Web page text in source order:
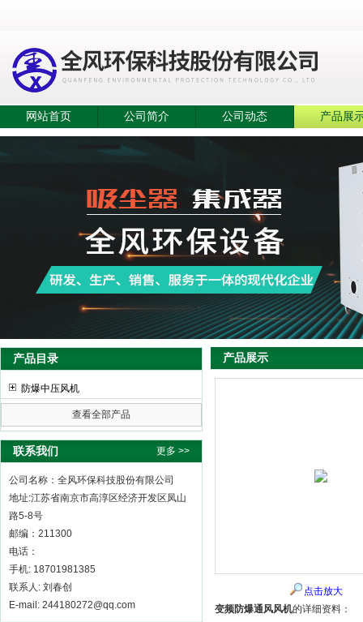
网站首页 公司简介 公司动态 产品展
产品目录
防爆中压风机
查看全部产品
联系我们 更多 >>
公司名称：全风环保科技股份有限公司
地址:江苏省南京市高淳区经济开发区凤山
路5-8号
邮编：211300
电话：
手机: 18701981385
联系人: 刘春创
E-mail: 244180272@qq.com
产品展示
点击放大
变频防爆通风风机的详细资料：